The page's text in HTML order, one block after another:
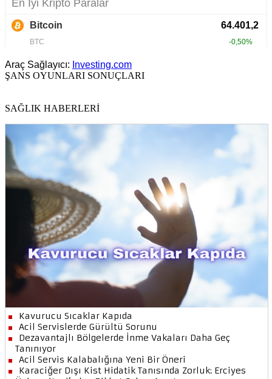
Araç Sağlayıcı: Investing.com
ŞANS OYUNLARI SONUÇLARI
SAĞLIK HABERLERİ